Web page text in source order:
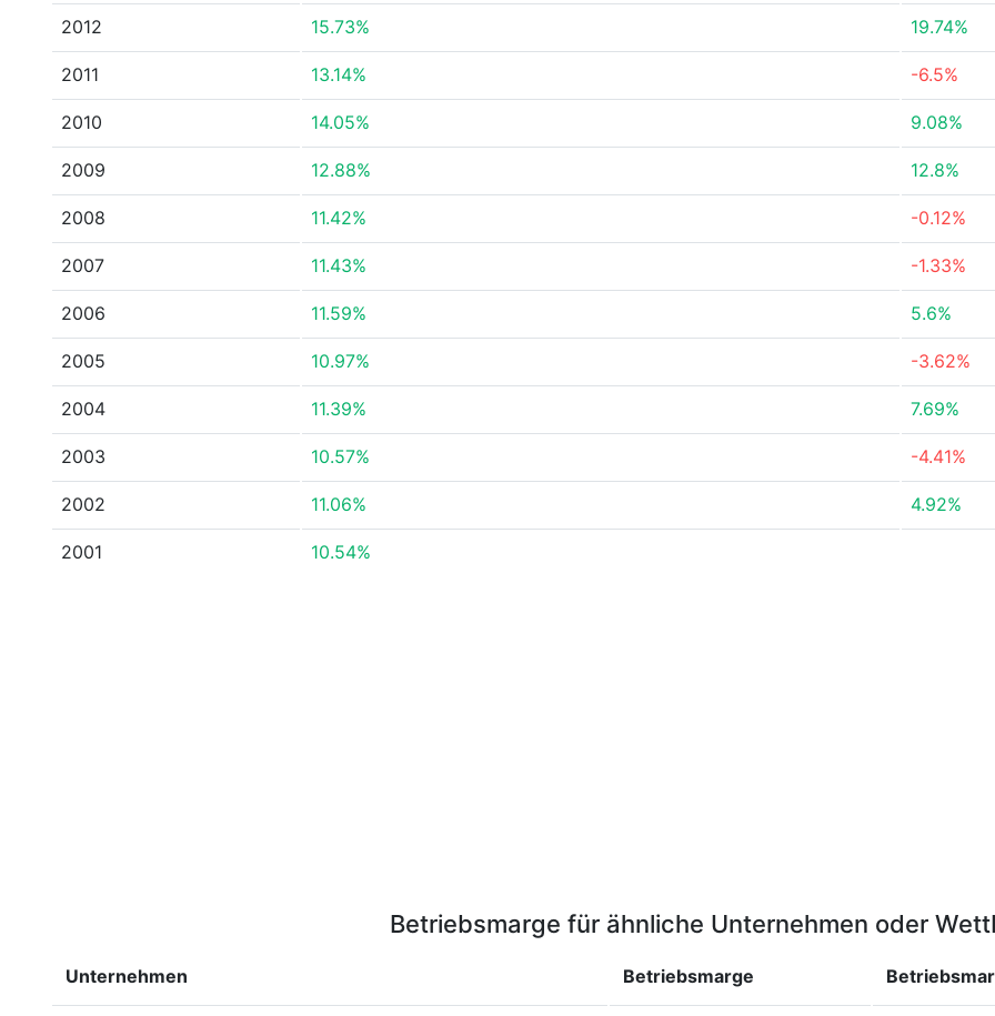
2012 15.73% 19.74%
2011 13.14% -6.5%
2010 14.05% 9.08%
2009 12.88% 12.8%
2008 11.42% -0.12%
2007 11.43% -1.33%
2006 11.59% 5.6%
2005 10.97% -3.62%
2004 11.39% 7.69%
2003 10.57% -4.41%
2002 11.06% 4.92%
2001 10.54%
Betriebsmarge für ähnliche Unternehmen oder
Unternehmen Betriebsmarge